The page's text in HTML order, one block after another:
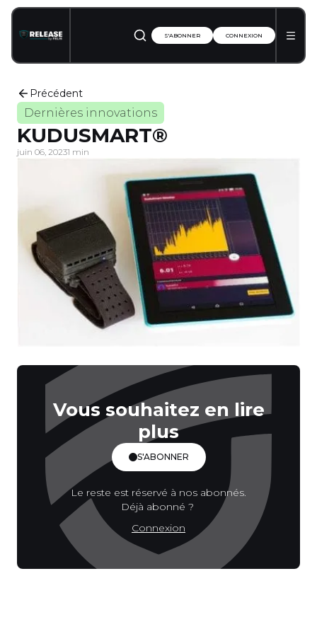
S'ABONNER CONNEXION
Précédent
Dernières innovations
KUDUSMART®
juin 06, 20231 min
Vous souhaitez en lire
plus
S'ABONNER
Le reste est réservé à nos abonnés.
Déjà abonné ?
Connexion